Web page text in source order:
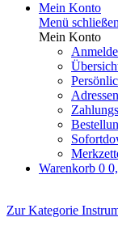
Mein Konto
Menü schließen
Mein Konto
Adressen
Warenkorb 0
Zur Kategorie